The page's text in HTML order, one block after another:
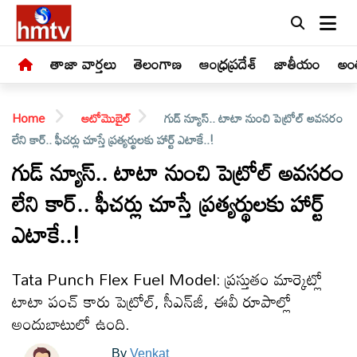
తాజా వార్తలు తెలంగాణ ఆంధ్రప్రదేశ్ జాతీయం
LIVE
తాజా
తెలంగాణ
Home ఆటోమొబైల్
గుడ్ న్యూస్.. టాటా నుంచి పెట్రోల్ అవసరం
లేని కార్.. ఫీచర్లు చూస్తే ప్రత్యర్థులకు హార్ట్ ఎటాకే..!
గుడ్ న్యూస్.. టాటా నుంచి పెట్రోల్ అవసరం
లేని కార్.. ఫీచర్లు చూస్తే ప్రత్యర్థులకు హార్ట్
ఎటాకే..!
Tata Punch Flex Fuel Model: ప్రస్తుతం మార్కెట్లో
టాటా పంచ్ కారు పెట్రోల్, సీఎన్‌జీ, ఈవీ రూపాల్లో
అందుబాటులో ఉంది.
By Venkat